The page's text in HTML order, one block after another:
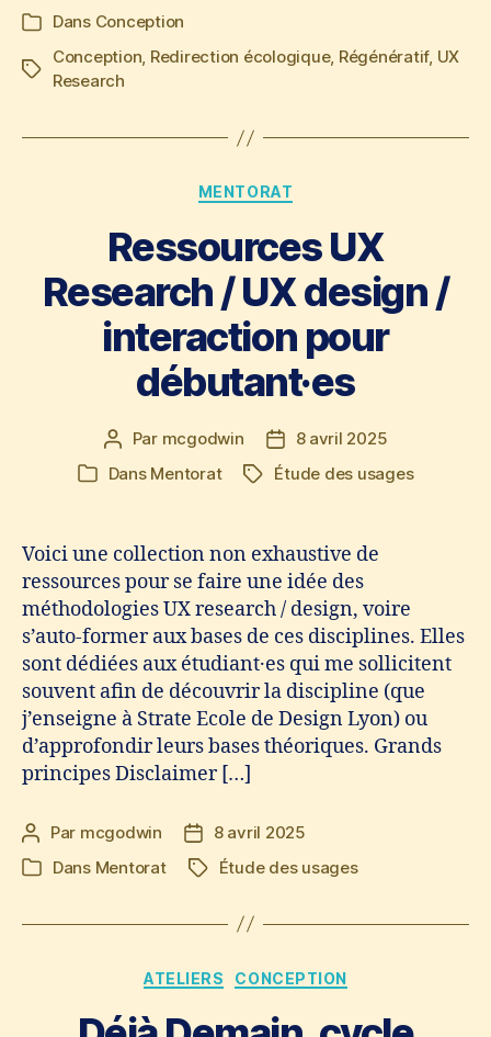
de
l’article
Catégories
Dans Conception
Étiquettes
Conception, Redirection écologique, Régénératif, UX
Research
Catégories
MENTORAT
Ressources UX
Research / UX design /
interaction pour
débutant·es
Auteur
de
Par mcgodwin
Date
de
8 avril 2025
Catégories
Dans Mentorat Étiquettes
Étude des usages
Voici une collection non exhaustive de
ressources pour se faire une idée des
méthodologies UX research / design, voire
s’auto-former aux bases de ces disciplines. Elles
sont dédiées aux étudiant·es qui me sollicitent
souvent afin de découvrir la discipline (que
j’enseigne à Strate Ecole de Design Lyon) ou
d’approfondir leurs bases théoriques. Grands
principes Disclaimer […]
Auteur
de
l’article
Par mcgodwin
Date
de
l’article
8 avril 2025
Catégories
Dans Mentorat Étiquettes
Étude des usages
Catégories
ATELIERS CONCEPTION